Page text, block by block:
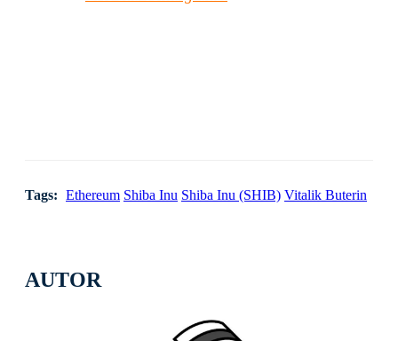
AUTOR
Tags: Ethereum Shiba Inu Shiba Inu (SHIB) Vitalik Buterin